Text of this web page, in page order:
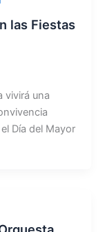
las Fiestas
vivirá una
Día del Mayor